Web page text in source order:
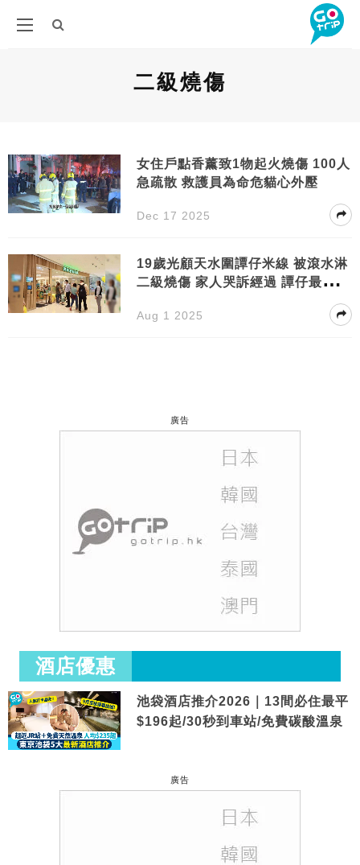
二級燒傷
女住戶點香薰致1物起火燒傷 100人
急疏散 救護員為命危貓心外壓
Dec 17 2025
19歲光顧天水圍譚仔米線 被滾水淋
二級燒傷 家人哭訴經過 譚仔最新回
Aug 1 2025
廣告
酒店優惠
池袋酒店推介2026｜13間必住最平
$196起/30秒到車站/免費碳酸溫泉
廣告